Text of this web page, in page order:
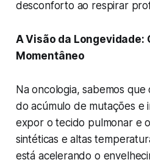
desconforto ao respirar
A Visão da Longevidade:
Momentâneo
Na oncologia, sabemos
do acúmulo de mutações e
expor o tecido pulmonar e
sintéticas e altas
está acelerando o